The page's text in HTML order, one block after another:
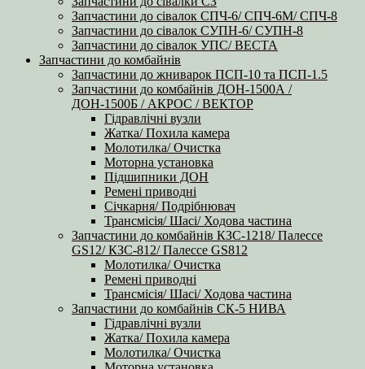
Запчастини до сівалок СПЧ-6/ СПЧ-6М/ СПЧ-8
Запчастини до сівалок СУПН-6/ СУПН-8
Запчастини до сівалок УПС/ ВЕСТА
Запчастини до комбайнів
Запчастини до жниварок ПСП-10 та ПСП-1.5
Запчастини до комбайнів ДОН-1500А /
ДОН-1500Б / АКРОС / ВЕКТОР
Гідравлічні вузли
Жатка/ Похила камера
Молотилка/ Очистка
Моторна установка
Підшипники ДОН
Ремені приводні
Січкарня/ Подрібнювач
Трансмісія/ Шасі/ Ходова частина
Запчастини до комбайнів КЗС-1218/ Палессе
GS12/ КЗС-812/ Палессе GS812
Молотилка/ Очистка
Ремені приводні
Трансмісія/ Шасі/ Ходова частина
Запчастини до комбайнів СК-5 НИВА
Гідравлічні вузли
Жатка/ Похила камера
Молотилка/ Очистка